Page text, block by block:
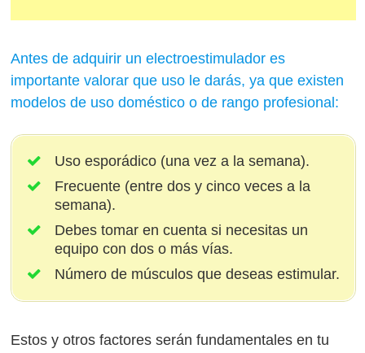
Antes de adquirir un electroestimulador es
importante valorar que uso le darás, ya que existen
modelos de uso doméstico o de rango profesional:
Uso esporádico (una vez a la semana).
Frecuente (entre dos y cinco veces a la
semana).
Debes tomar en cuenta si necesitas un
equipo con dos o más vías.
Número de músculos que deseas estimular.
Estos y otros factores serán fundamentales en tu